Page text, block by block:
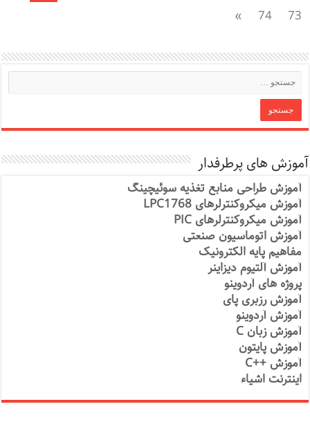
73
74
»
آموزش های پرطرفدار
آموزش طراحی منابع تغذیه سوئیچینگ
آموزش میکروکنترلرهای LPC1768
آموزش میکروکنترلرهای PIC
آموزش اتوماسیون صنعتی
مفاهیم پایه الکترونیک
آموزش آلتیوم دیزاینر
پروژه های آردوینو
آموزش رزبری پای
آموزش آردوینو
آموزش زبان C
آموزش پایتون
آموزش ++C
اینترنت اشیاء